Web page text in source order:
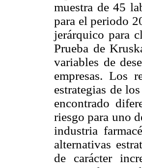
muestra de 45
para el periodo
jerárquico para
Prueba de
variables de
empresas. Los
estrategias de
encontrado
riesgo para uno
industria
alternativas
de carácter